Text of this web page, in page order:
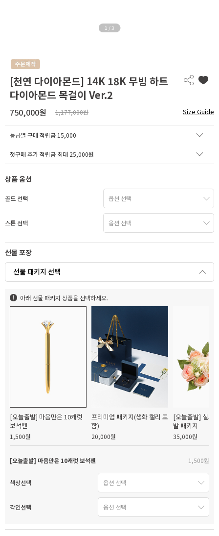
1 / 3
[천연 다이아몬드] 14K 18K 무빙 하트
다이아몬드 목걸이 Ver.2
750,000원 1,177,000원 Size Guide
등급별 구매 적립금 15,000
첫구매 추가 적립금 최대 25,000원
상품 옵션
골드 선택
스톤 선택
선물 포장
선물 패키지 선택
아래 선물 패키지 상품을 선택하세요.
[오늘출발] 마음만은 10캐럿
보석펜
1,500원
프리미엄 패키지(생화 캘리 포
함)
20,000원
[오늘출발] 실크
발 패키지
35,000원
[오늘출발] 마음만은 10캐럿 보석펜 1,500원
색상선택
각인선택